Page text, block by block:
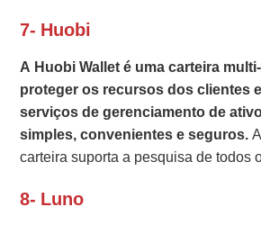
7- Huobi
A Huobi Wallet é uma carteira
proteger os recursos dos clientes
serviços de gerenciamento de
simples, convenientes e seguros.
carteira suporta a pesquisa de todos
8- Luno